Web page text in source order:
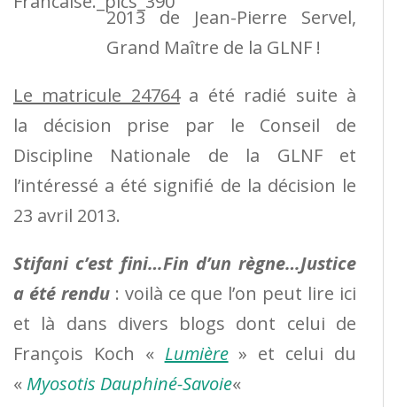
2013 de Jean-Pierre Servel,
Grand Maître de la GLNF !
Le matricule 24764a été radié suite à
la décision prise par le Conseil de
Discipline Nationale de la GLNF et
l’intéressé a été signifié de la décision le
23 avril 2013.
Stifani c’est fini…Fin d’un règne…Justice
a été rendu: voilà ce que l’on peut lire ici
et là dans divers blogs dont celui de
François Koch « Lumière» et celui du
« Myosotis Dauphiné-Savoie«